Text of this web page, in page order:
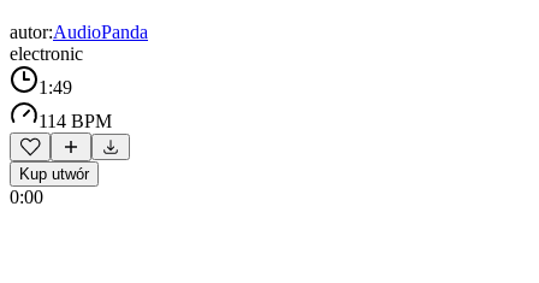
autor:AudioPanda
electronic
1:49
114 BPM
Kup utwór
0:00